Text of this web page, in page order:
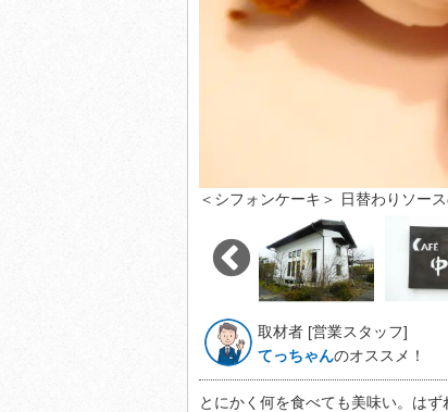
＜シフォンケーキ＞ 日替わりソー
取材者 [営業スタッフ]
てっちゃんのオススメ！
とにかく何を食べても美味い。は